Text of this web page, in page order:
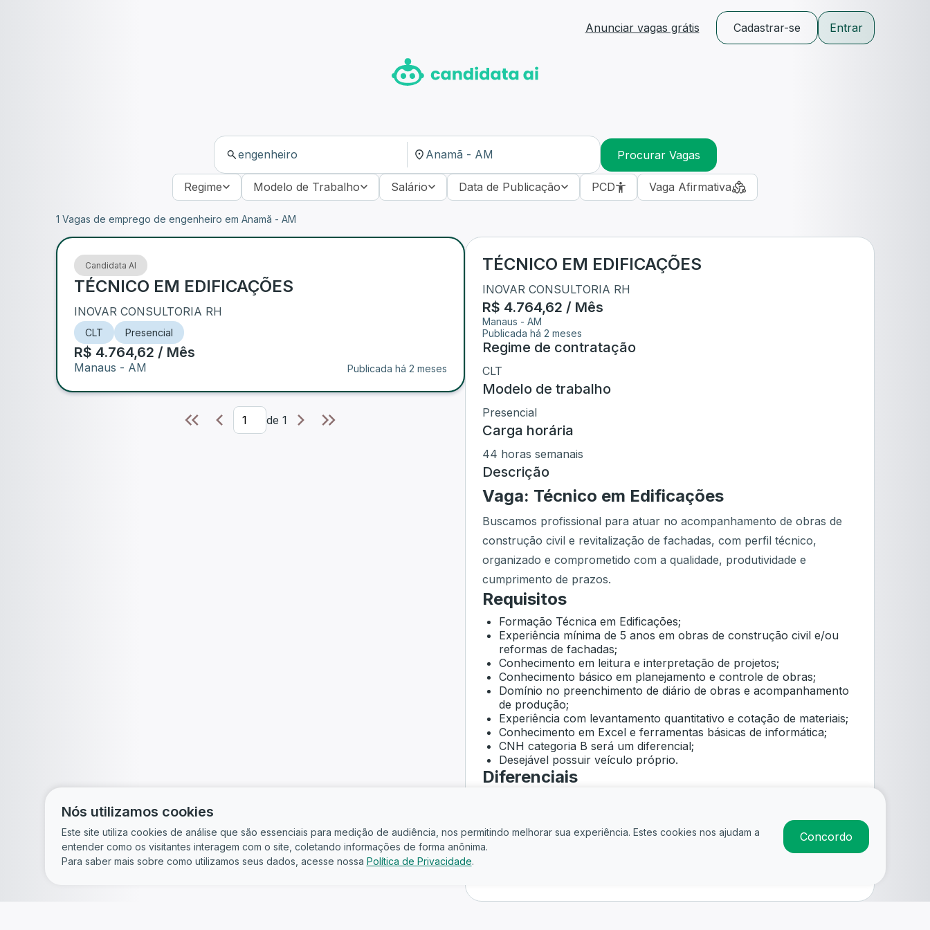
Anunciar vagas grátis Cadastrar-se Entrar
Procurar Vagas
Regime Modelo de Trabalho Salário Data de Publicação PCD Vaga Afirmativa
TÉCNICO EM EDIFICAÇÕES
INOVAR CONSULTORIA RH
R$ 4.764,62 / Mês
Manaus - AM
Publicada há 2 meses
Regime de contratação
CLT
Modelo de trabalho
Presencial
Carga horária
44 horas semanais
Descrição
Vaga: Técnico em Edificações
Buscamos profissional para atuar no acompanhamento de obras de
construção civil e revitalização de fachadas, com perfil técnico,
organizado e comprometido com a qualidade, produtividade e
cumprimento de prazos.
Requisitos
Formação Técnica em Edificações;
Experiência mínima de 5 anos em obras de construção civil e/ou
reformas de fachadas;
Conhecimento em leitura e interpretação de projetos;
Conhecimento básico em planejamento e controle de obras;
Domínio no preenchimento de diário de obras e acompanhamento
de produção;
Experiência com levantamento quantitativo e cotação de materiais;
Conhecimento em Excel e ferramentas básicas de informática;
CNH categoria B será um diferencial;
Desejável possuir veículo próprio.
Diferenciais
Conhecimento em revestimentos cerâmicos e impermeabilização;
Experiência com trabalho em altura;
Competências Comportamentais
1 Vagas de emprego de engenheiro em Anamã - AM
Candidata AI
TÉCNICO EM EDIFICAÇÕES
INOVAR CONSULTORIA RH
CLT Presencial
R$ 4.764,62 / Mês
Manaus - AM Publicada há 2 meses
de1
Nós utilizamos cookies
Este site utiliza cookies de análise que são essenciais para medição de audiência, nos permitindo melhorar sua experiência. Estes cookies nos ajudam a
entender como os visitantes interagem com o site, coletando informações de forma anônima.
Para saber mais sobre como utilizamos seus dados, acesse nossa Política de Privacidade.
Concordo